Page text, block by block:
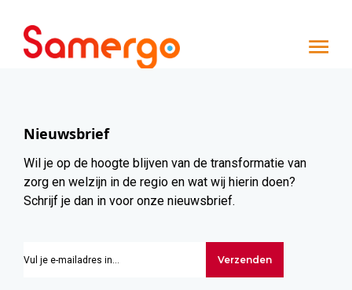
Nieuwsbrief
Wil je op de hoogte blijven van de transformatie van
zorg en welzijn in de regio en wat wij hierin doen?
Schrijf je dan in voor onze nieuwsbrief.
Verzenden